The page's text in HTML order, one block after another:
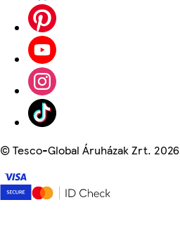
©Tesco-Global Áruházak Zrt. 2026